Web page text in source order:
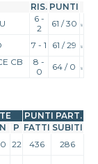
RIS. PUNTI
6 -
2
61 / 30
7 - 1
61 / 29
CB
8 -
0
64 / 0
PUNTI PART.
N P FATTI SUBITI
0 22 436
286